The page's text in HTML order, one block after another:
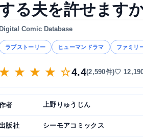
る夫を許せます
Digital Comic Database
ラブストーリー ヒューマンドラマ ファミリ
★ ★ ★ ☆4.4(2,590件)♡
者 上野りゅうじん
版社 シーモアコミックス